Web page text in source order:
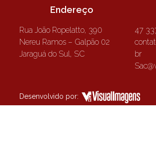
Endereço
Rua João Ropelatto, 390
Nereu Ramos – Galpão 02
Jaraguá do Sul, SC
47
br
Desenvolvido por: